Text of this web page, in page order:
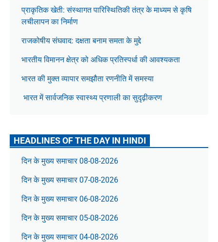
प्राकृतिक खेती: संस्थागत पारिस्थितिकी तंत्र के माध्यम से कृषि
लचीलापन का निर्माण
राजकोषीय संघवाद: दक्षता बनाम समता के मुद्दे
भारतीय विमानन क्षेत्र को अधिक प्रतिस्पर्धा की आवश्यकता
भारत की मुक्त व्यापार समझौता रणनीति में समस्या
भारत में सार्वजनिक स्वास्थ्य प्रणाली का सुदृढ़ीकरण
HEADLINES OF THE DAY IN HINDI
दिन के मुख्य समाचार 08-08-2026
दिन के मुख्य समाचार 07-08-2026
दिन के मुख्य समाचार 06-08-2026
दिन के मुख्य समाचार 05-08-2026
दिन के मुख्य समाचार 04-08-2026